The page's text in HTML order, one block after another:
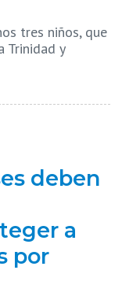
tres niños, que
Trinidad y
deben
a
por